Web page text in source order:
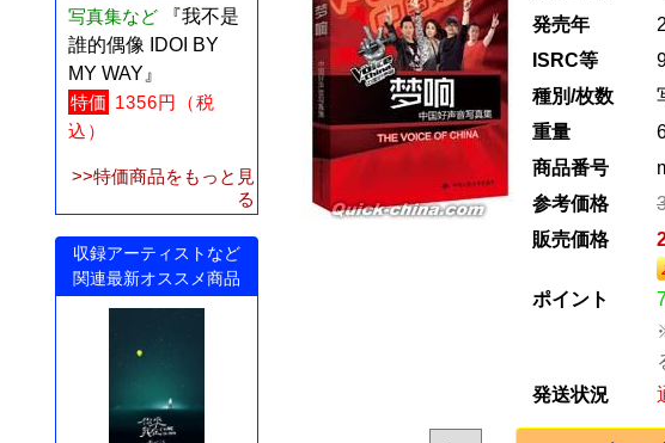
写真集など
『我不是
誰的偶像 IDOI BY
MY WAY』
特価 1356円（税
込）
>>特価商品をもっと見
る
収録アーティストなど
関連最新オススメ商品
発売年
ISRC等
種別/枚数
重量
商品番号
参考価格
販売価格
ポイント
発送状況